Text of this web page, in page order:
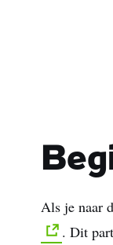
Als je naar
. Dit